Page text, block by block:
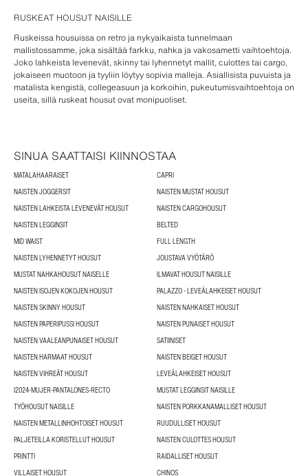
RUSKEAT HOUSUT NAISILLE
Ruskeissa housuissa on retro ja nykyaikaista tunnelmaan
mallistossamme, joka sisältää farkku, nahka ja vakosametti vaihtoehtoja.
Joko lahkeista levenevät, skinny tai lyhennetyt mallit, culottes tai cargo,
jokaiseen muotoon ja tyyliin löytyy sopivia malleja. Asiallisista puvuista ja
matalista kengistä, collegeasuun ja korkoihin, pukeutumisvaihtoehtoja on
useita, sillä ruskeat housut ovat monipuoliset.
SINUA SAATTAISI KIINNOSTAA
MATALAHAARAISET
CAPRI
NAISTEN JOGGERSIT
NAISTEN MUSTAT HOUSUT
NAISTEN LAHKEISTA LEVENEVÄT HOUSUT
NAISTEN CARGOHOUSUT
NAISTEN LEGGINSIT
BELTED
MID WAIST
FULL LENGTH
NAISTEN LYHENNETYT HOUSUT
JOUSTAVA VYÖTÄRÖ
MUSTAT NAHKAHOUSUT NAISELLE
ILMAVAT HOUSUT NAISILLE
NAISTEN ISOJEN KOKOJEN HOUSUT
PALAZZO - LEVEÄLAHKEISET HOUSUT
NAISTEN SKINNY HOUSUT
NAISTEN NAHKAISET HOUSUT
NAISTEN PAPERIPUSSI HOUSUT
NAISTEN PUNAISET HOUSUT
NAISTEN VAALEANPUNAISET HOUSUT
SATIINISET
NAISTEN HARMAAT HOUSUT
NAISTEN BEIGET HOUSUT
NAISTEN VIHREÄT HOUSUT
LEVEÄLAHKEISET HOUSUT
I2024-MUJER-PANTALONES-RECTO
MUSTAT LEGGINSIT NAISILLE
TYÖHOUSUT NAISILLE
NAISTEN PORKKANAMALLISET HOUSUT
NAISTEN METALLINHOHTOISET HOUSUT
RUUDULLISET HOUSUT
PALJETEILLA KORISTELLUT HOUSUT
NAISTEN CULOTTES HOUSUT
PRINTTI
RAIDALLISET HOUSUT
VILLAISET HOUSUT
CHINOS